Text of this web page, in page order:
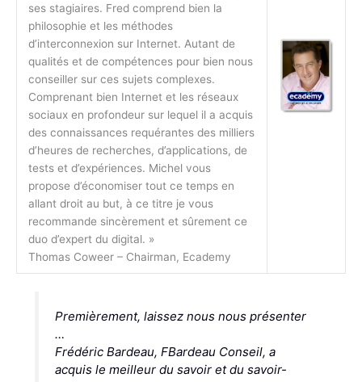
ses stagiaires. Fred comprend bien la
philosophie et les méthodes
d’interconnexion sur Internet. Autant de
qualités et de compétences pour bien nous
conseiller sur ces sujets complexes.
Comprenant bien Internet et les réseaux
sociaux en profondeur sur lequel il a acquis
des connaissances requérantes des milliers
d’heures de recherches, d’applications, de
tests et d’expériences. Michel vous
propose d’économiser tout ce temps en
allant droit au but, à ce titre je vous
recommande sincèrement et sûrement ce
duo d’expert du digital. »
Thomas Coweer – Chairman, Ecademy
Premièrement, laissez nous nous présenter
…
Frédéric Bardeau, FBardeau Conseil, a
acquis le meilleur du savoir et du savoir-